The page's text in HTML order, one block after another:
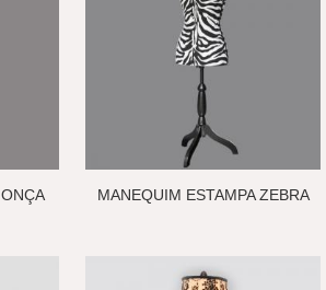
MANEQUIM ESTAMPA ZEBRA